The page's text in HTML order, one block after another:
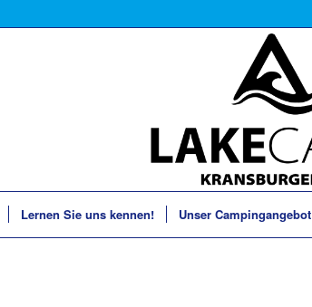
Lernen Sie uns kennen! Unser Campingangebot